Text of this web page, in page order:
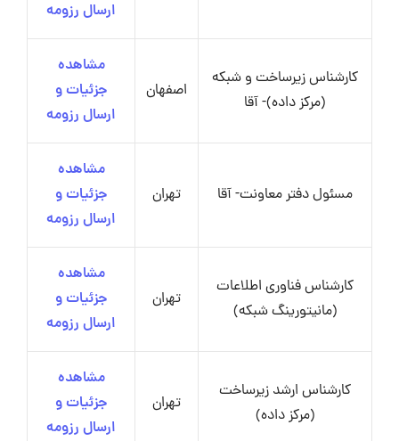
ارسال رزومه
کارشناس زیرساخت و شبکه
(مرکز داده)- آقا
اصفهان
مشاهده
جزئیات و
ارسال رزومه
مسئول دفتر معاونت- آقا تهران
مشاهده
جزئیات و
ارسال رزومه
کارشناس فناوری اطلاعات
(مانیتورینگ شبکه)
تهران
مشاهده
جزئیات و
ارسال رزومه
کارشناس ارشد زیرساخت
(مرکز داده)
تهران
مشاهده
جزئیات و
ارسال رزومه